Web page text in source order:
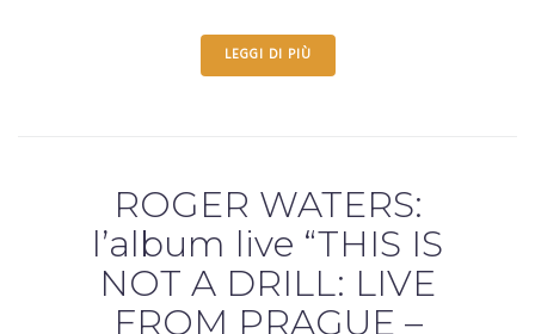
LEGGI DI PIÙ
ROGER WATERS:
l’album live “THIS IS
NOT A DRILL: LIVE
FROM PRAGUE –